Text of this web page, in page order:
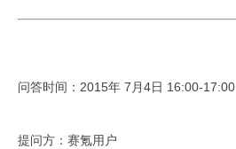
问答时间：2015年 7月4日 16:00-17:00
提问方：赛氪用户